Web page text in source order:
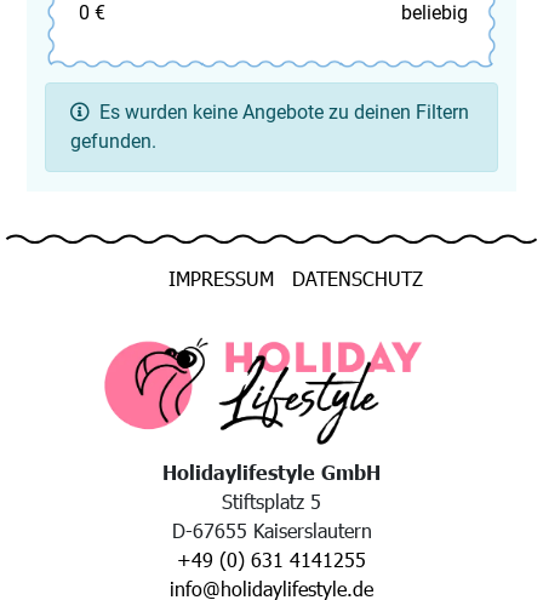
0 € beliebig
Es wurden keine Angebote zu deinen Filtern
gefunden.
IMPRESSUM DATENSCHUTZ
Holidaylifestyle GmbH
Stiftsplatz 5
D-67655 Kaiserslautern
+49 (0) 631 4141255
info@holidaylifestyle.de